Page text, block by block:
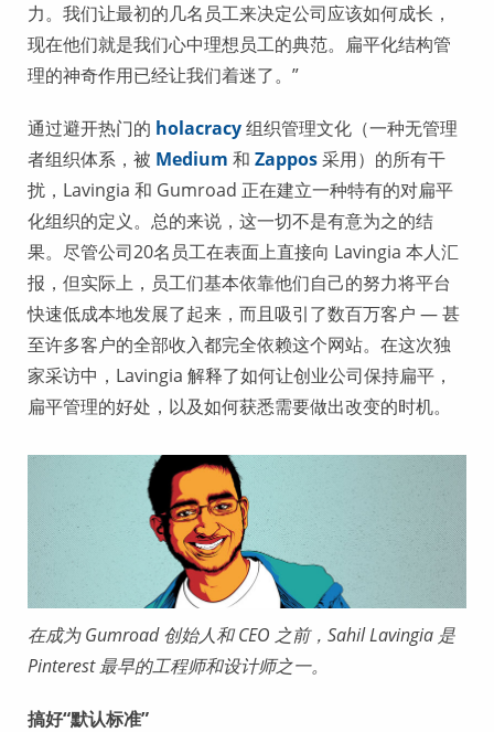
力。我们让最初的几名员工来决定公司应该如何成长，
现在他们就是我们心中理想员工的典范。扁平化结构管
理的神奇作用已经让我们着迷了。”
通过避开热门的 holacracy组织管理文化（一种无管理
者组织体系，被 Medium 和 Zappos采用）的所有干
扰，Lavingia 和 Gumroad 正在建立一种特有的对扁平
化组织的定义。总的来说，这一切不是有意为之的结
果。尽管公司20名员工在表面上直接向 Lavingia 本人汇
报，但实际上，员工们基本依靠他们自己的努力将平台
快速低成本地发展了起来，而且吸引了数百万客户 — 甚
至许多客户的全部收入都完全依赖这个网站。在这次独
家采访中，Lavingia 解释了如何让创业公司保持扁平，
扁平管理的好处，以及如何获悉需要做出改变的时机。
在成为 Gumroad 创始人和 CEO 之前，Sahil Lavingia 是
Pinterest 最早的工程师和设计师之一。
搞好“默认标准”